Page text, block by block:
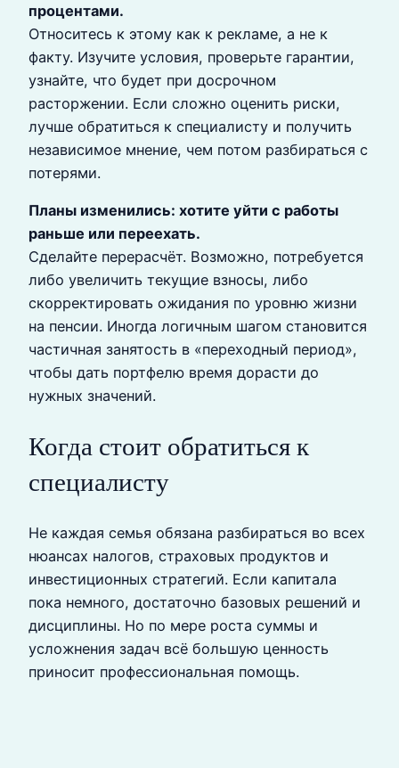
процентами.
Относитесь к этому как к рекламе, а не к
факту. Изучите условия, проверьте гарантии,
узнайте, что будет при досрочном
расторжении. Если сложно оценить риски,
лучше обратиться к специалисту и получить
независимое мнение, чем потом разбираться с
потерями.
Планы изменились: хотите уйти с работы
раньше или переехать.
Сделайте перерасчёт. Возможно, потребуется
либо увеличить текущие взносы, либо
скорректировать ожидания по уровню жизни
на пенсии. Иногда логичным шагом становится
частичная занятость в «переходный период»,
чтобы дать портфелю время дорасти до
нужных значений.
Когда стоит обратиться к
специалисту
Не каждая семья обязана разбираться во всех
нюансах налогов, страховых продуктов и
инвестиционных стратегий. Если капитала
пока немного, достаточно базовых решений и
дисциплины. Но по мере роста суммы и
усложнения задач всё большую ценность
приносит профессиональная помощь.